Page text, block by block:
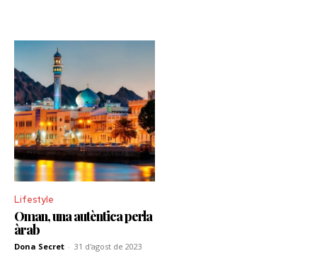
Lifestyle
Oman, una autèntica perla
àrab
Dona Secret - 31 d'agost de 2023